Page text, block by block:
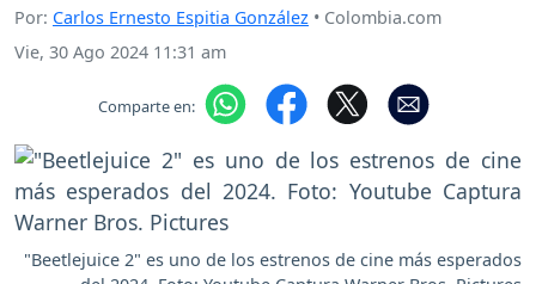
Por: Carlos Ernesto Espitia González • Colombia.com
Vie, 30 Ago 2024 11:31 am
Comparte en:
"Beetlejuice 2" es uno de los estrenos de cine más esperados